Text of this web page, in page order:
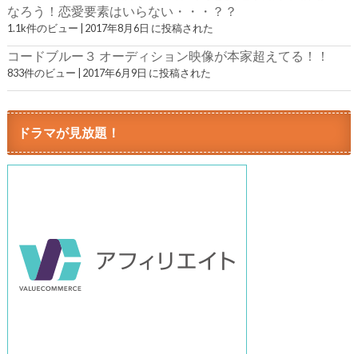
なろう！恋愛要素はいらない・・・？？
1.1k件のビュー 2017年8月6日 に投稿された
コードブルー３ オーディション映像が本家超えてる！！
833件のビュー 2017年6月9日 に投稿された
ドラマが見放題！